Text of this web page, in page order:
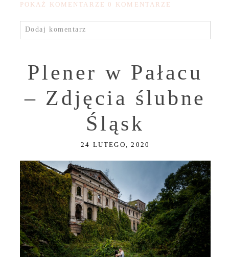
POKAŻ KOMENTARZE 0 KOMENTARZE
Dodaj komentarz
Plener w Pałacu
– Zdjęcia ślubne
Śląsk
24 LUTEGO, 2020